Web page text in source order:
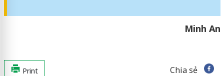
Minh An
Print Chia sẻ